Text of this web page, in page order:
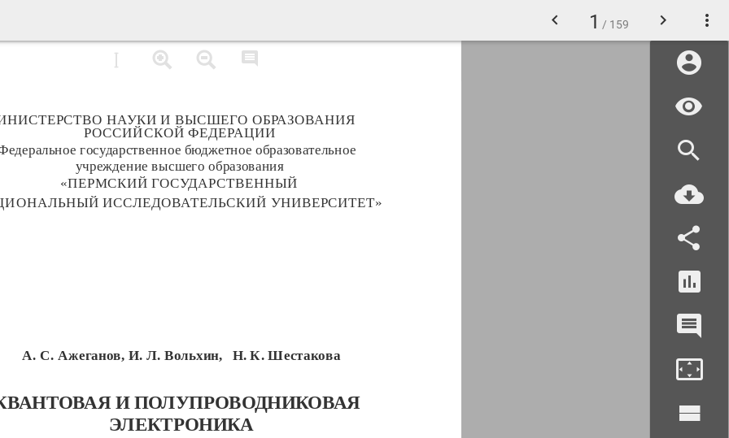
1 / 159
НАУКИ И ВЫСШЕГО ОБРАЗОВАНИЯ
РОССИЙСКОЙ ФЕДЕРАЦИИ
государственное бюджетное образовательное
учреждение высшего образования
«ПЕРМСКИЙ ГОСУДАРСТВЕННЫЙ
ИССЛЕДОВАТЕЛЬСКИЙ УНИВЕРСИТЕТ»
А. С. Ажеганов, И. Л. Вольхин, Н. К. Шестакова
И ПОЛУПРОВОДНИКОВАЯ
ЭЛЕКТРОНИКА